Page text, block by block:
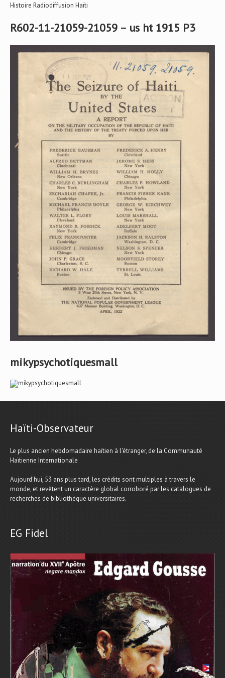
Histoire Radiodiffusion Haïti
R602-11-21059-21059 – us ht 1915 P3
mikypsychotiquesmall
Haïti-Observateur
Le plus ancien hebdomadaire haïtien à l'étranger, de la Communauté
Haïtienne Internationale
Aujourd'hui, 53 ans plus tard, les crédits sont multiples à travers le
monde, et revêtent un caractère global corroboré par les catalogues de
recherches de bibliothèque universitaires.
EG Fidel